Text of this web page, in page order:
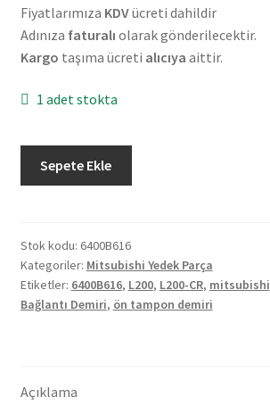
Fiyatlarımıza KDVücreti dahildir
Adınıza faturalı olarak gönderilecektir.
Kargo taşıma ücreti alıcıya aittir.
1 adet stokta
Mitsubishi
Ön
Tampon
Bağlantı
Demiri
Sepete Ekle
Stok kodu: 6400B616
Kategoriler: Mitsubishi Yedek Parça
Etiketler: 6400B616, L200, L200-CR, mitsubishi
Bağlantı Demiri, ön tampon demiri
Açıklama